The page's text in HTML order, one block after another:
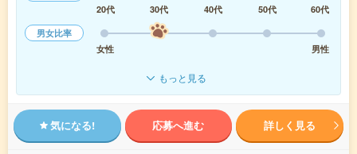
20代
30代 40代 50代
60代
男女比率
女性
男性
もっと見る
気になる! 応募へ進む 詳しく見る